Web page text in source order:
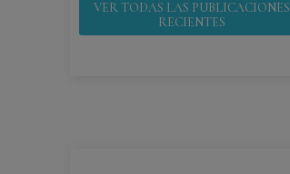
VER TODAS LAS PUBLICACIONES
RECIENTES